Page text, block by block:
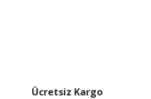
Ücretsiz Kargo